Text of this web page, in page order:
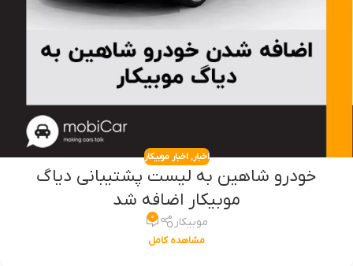
اخبار,اخبار موبیکار
خودرو شاهین به لیست پشتیبانی دیاگ
موبیکار اضافه شد
موبیکار ۰
مشاهده کامل